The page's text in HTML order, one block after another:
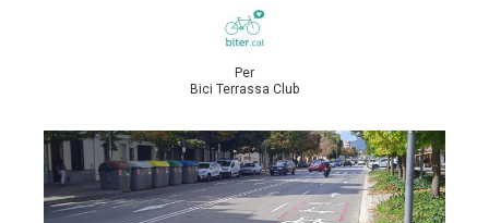
Per
Bici Terrassa Club